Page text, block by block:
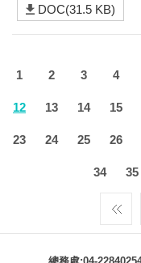
DOC(31.5 KB)
1 2 3 4
12 13 14 15
23 24 25 26
34 35